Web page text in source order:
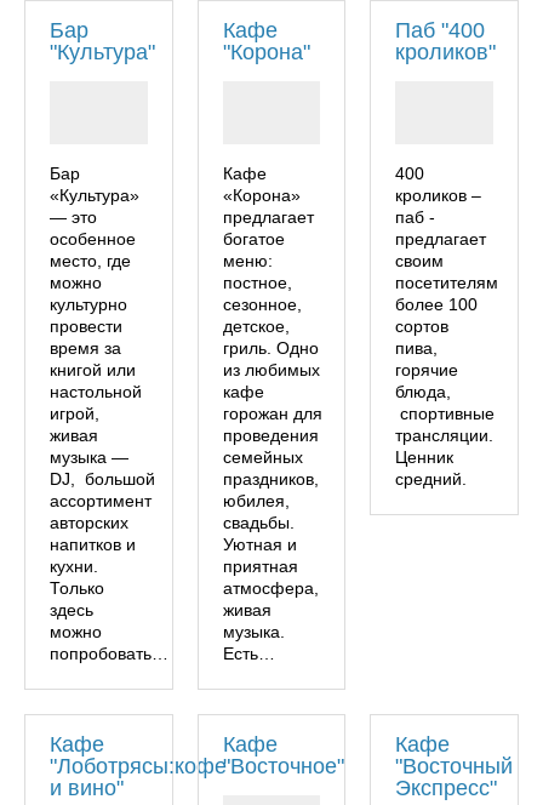
Бар
"Культура"
Бар
«Культура»
— это
особенное
место, где
можно
культурно
провести
время за
книгой или
настольной
игрой,
живая
музыка —
DJ, большой
ассортимент
авторских
напитков и
кухни.
Только
здесь
можно
попробовать…
Кафе
"Корона"
Кафе
«Корона»
предлагает
богатое
меню:
постное,
сезонное,
детское,
гриль. Одно
из любимых
кафе
горожан для
проведения
семейных
праздников,
юбилея,
свадьбы.
Уютная и
приятная
атмосфера,
живая
музыка.
Есть…
Паб "400
кроликов"
400
кроликов –
паб -
предлагает
своим
посетителям
более 100
сортов
пива,
горячие
блюда,
спортивные
трансляции.
Ценник
средний.
Кафе
"Лоботрясы:кофе
и вино"
Кафе
"Восточное"
Кафе
"Восточный
Экспресс"